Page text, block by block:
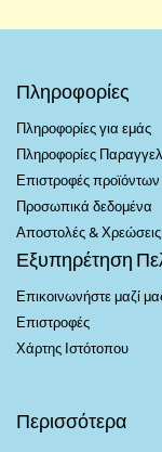
Πληροφορίες
Πληροφορίες για εμάς
Πληροφορίες
Επιστροφές
Προσωπικά δεδομένα
Αποστολές & Χρεώσεις
Εξυπηρέτηση
Επικοινωνήστε μαζί
Επιστροφές
Χάρτης Ιστότοπου
Περισσότερα